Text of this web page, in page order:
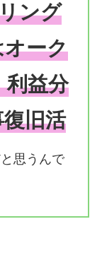
ング
ーク
利益分
旧活
思うんで